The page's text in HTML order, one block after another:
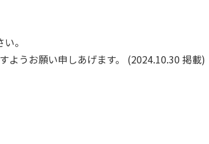
。
うお願い申しあげます。 (2024.10.30 掲載)